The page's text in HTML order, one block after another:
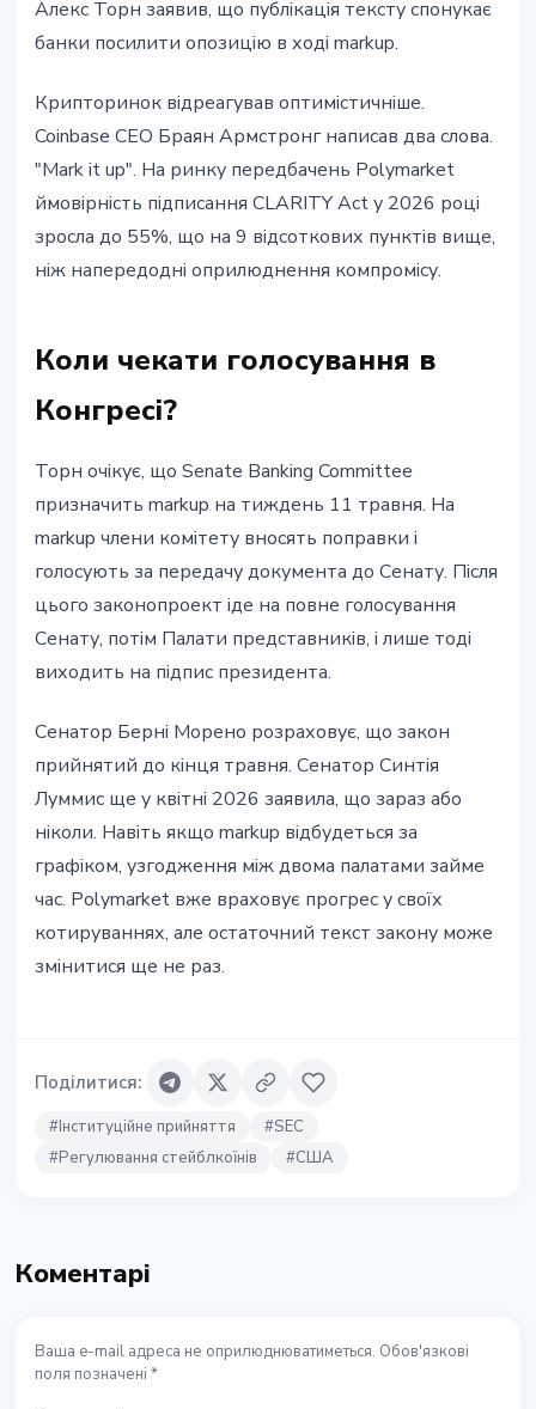
Алекс Торн заявив, що публікація тексту спонукає
банки посилити опозицію в ході markup.
Крипторинок відреагував оптимістичніше.
Coinbase CEO Браян Армстронг написав два слова.
"Mark it up". На ринку передбачень Polymarket
ймовірність підписання CLARITY Act у 2026 році
зросла до 55%, що на 9 відсоткових пунктів вище,
ніж напередодні оприлюднення компромісу.
Коли чекати голосування в
Конгресі?
Торн очікує, що Senate Banking Committee
призначить markup на тиждень 11 травня. На
markup члени комітету вносять поправки і
голосують за передачу документа до Сенату. Після
цього законопроект іде на повне голосування
Сенату, потім Палати представників, і лише тоді
виходить на підпис президента.
Сенатор Берні Морено розраховує, що закон
прийнятий до кінця травня. Сенатор Синтія
Луммис ще у квітні 2026 заявила, що зараз або
ніколи. Навіть якщо markup відбудеться за
графіком, узгодження між двома палатами займе
час. Polymarket вже враховує прогрес у своїх
котируваннях, але остаточний текст закону може
змінитися ще не раз.
Поділитися:
#Інституційне прийняття #SEC
#Регулювання стейблкоїнів #США
Коментарі
Ваша e-mail адреса не оприлюднюватиметься. Обов'язкові
поля позначені *